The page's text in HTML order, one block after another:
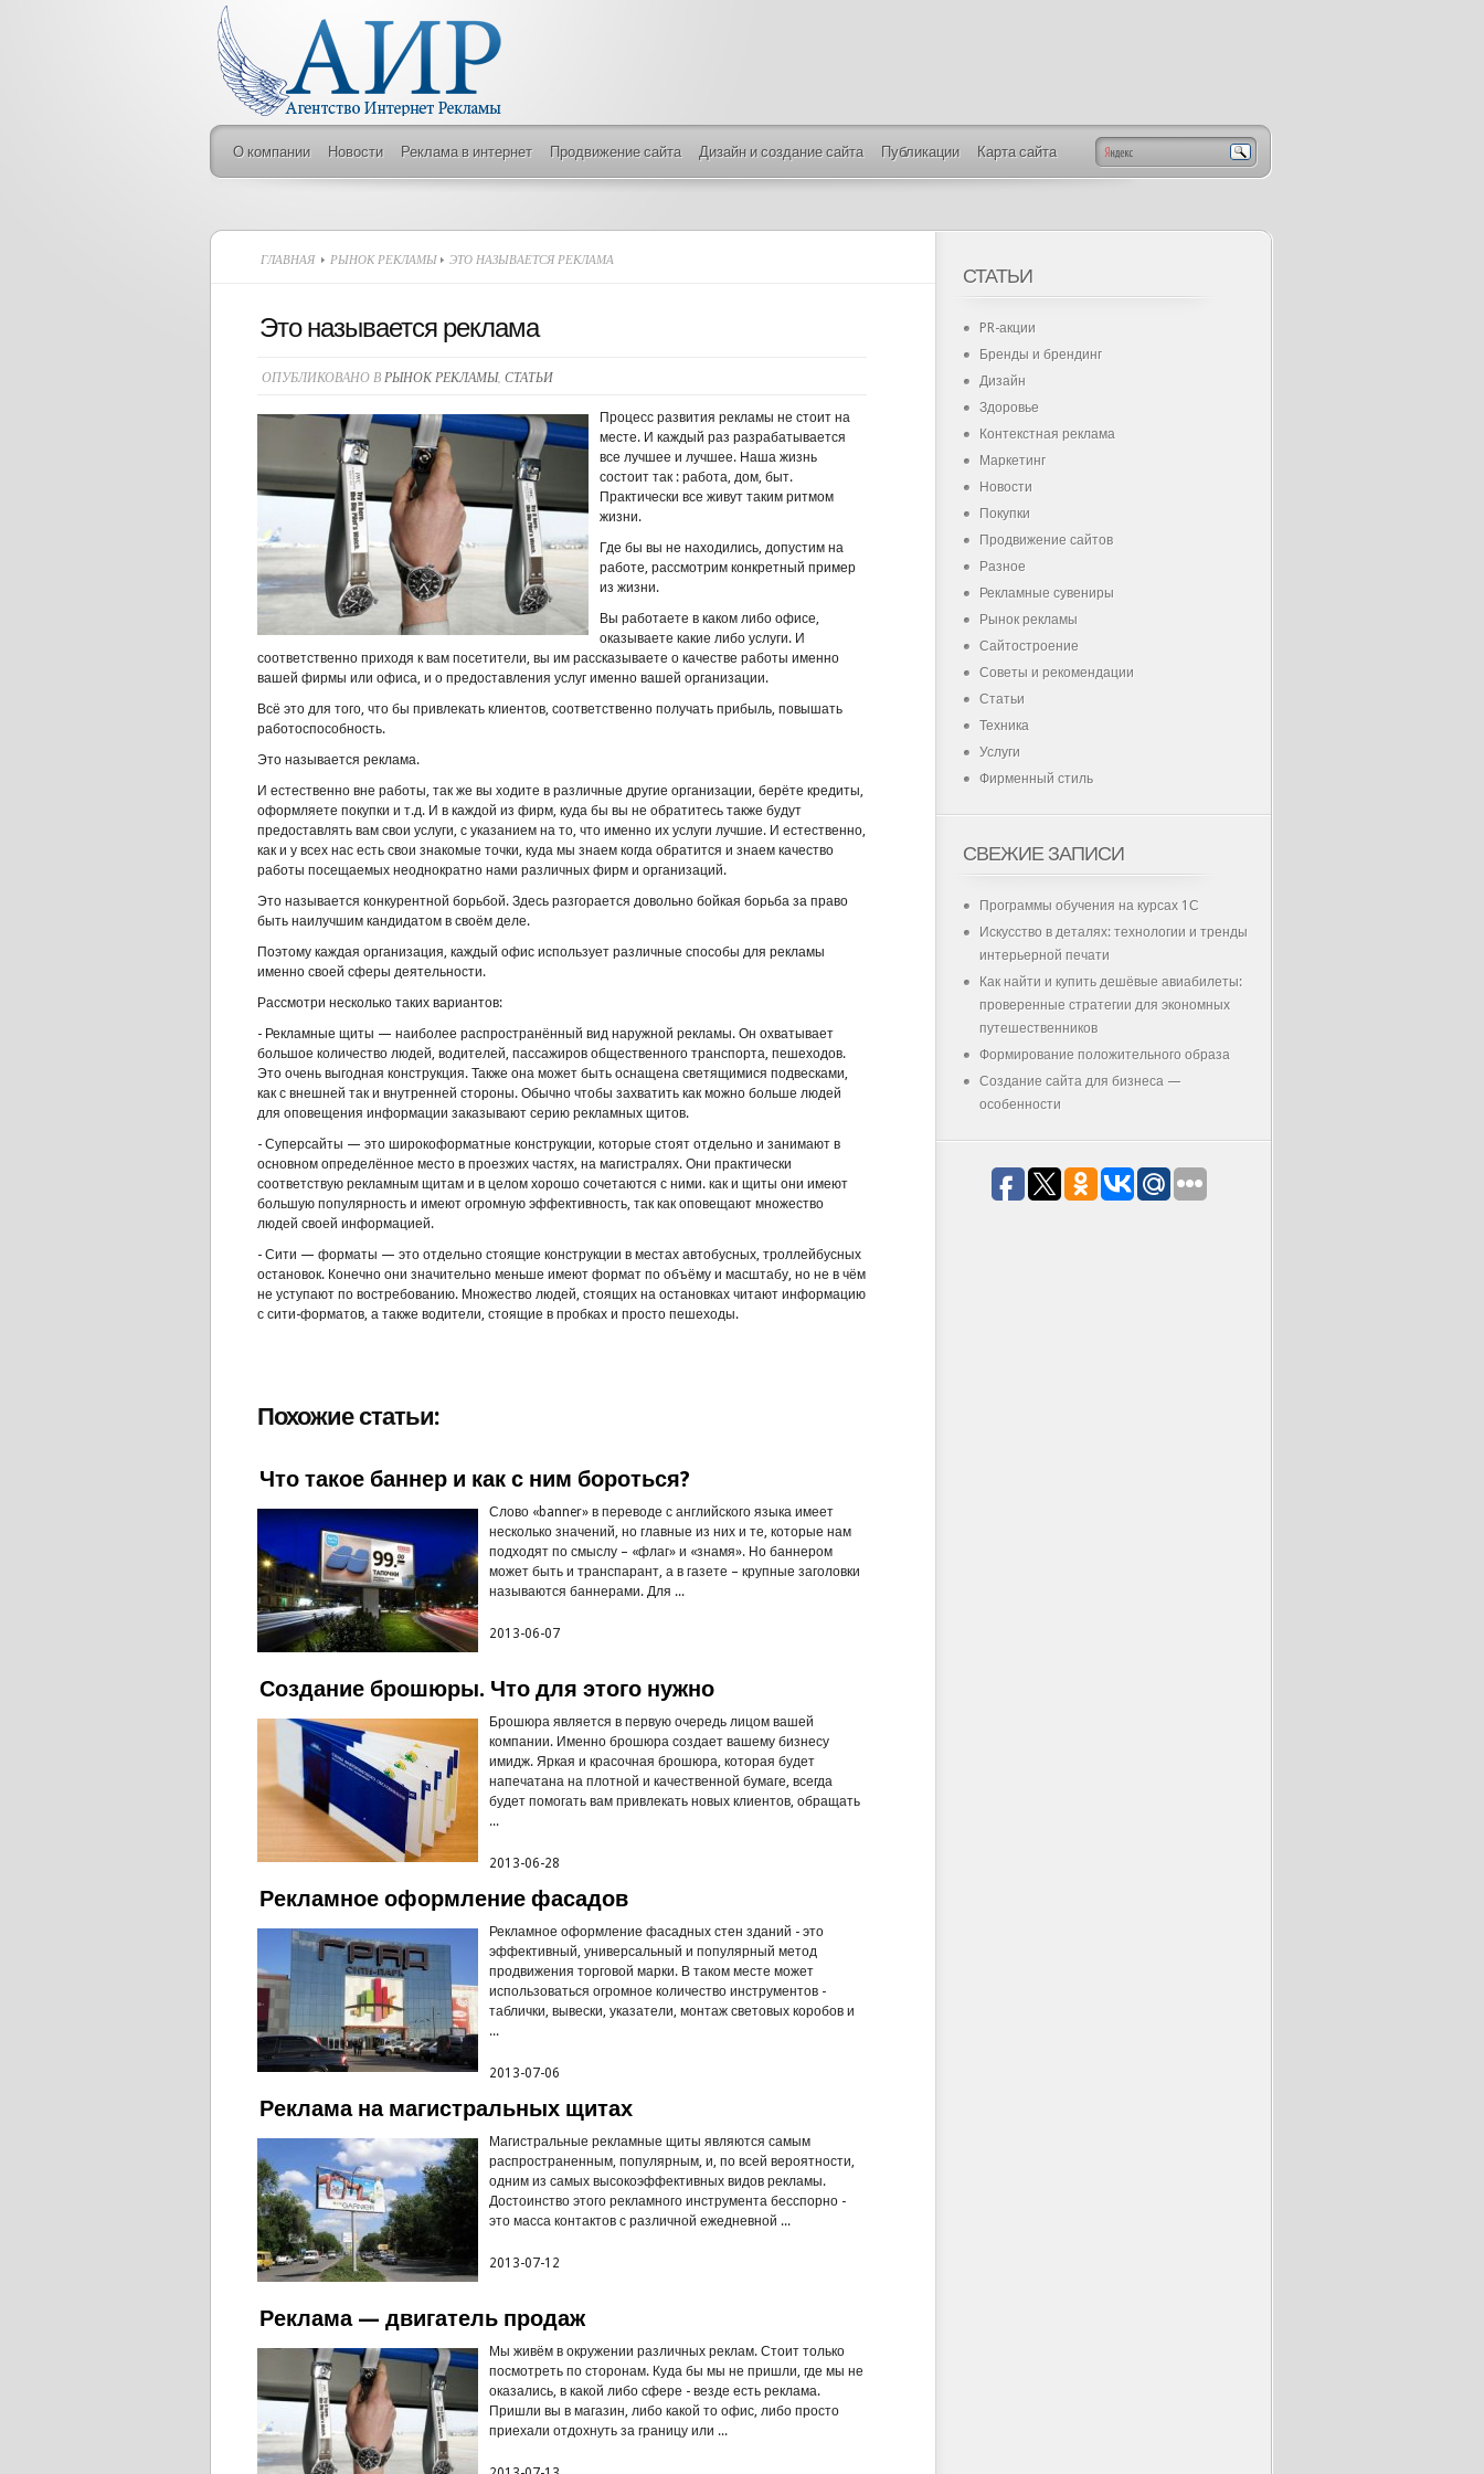
О компании Новости Реклама в интернет Продвижение сайта Дизайн и создание сайта Публикации Карта сайта
ГЛАВНАЯ РЫНОК РЕКЛАМЫ ЭТО НАЗЫВАЕТСЯ РЕКЛАМА
Это называется реклама
ОПУБЛИКОВАНО В РЫНОК РЕКЛАМЫ, СТАТЬИ
Процесс развития рекламы не стоит на
месте. И каждый раз разрабатывается
все лучшее и лучшее. Наша жизнь
состоит так : работа, дом, быт.
Практически все живут таким ритмом
жизни.
Где бы вы не находились, допустим на
работе, рассмотрим конкретный пример
из жизни.
Вы работаете в каком либо офисе,
оказываете какие либо услуги. И
соответственно приходя к вам посетители, вы им рассказываете о качестве работы именно
вашей фирмы или офиса, и о предоставления услуг именно вашей организации.
Всё это для того, что бы привлекать клиентов, соответственно получать прибыль, повышать
работоспособность.
Это называется реклама.
И естественно вне работы, так же вы ходите в различные другие организации, берёте кредиты,
оформляете покупки и т.д. И в каждой из фирм, куда бы вы не обратитесь также будут
предоставлять вам свои услуги, с указанием на то, что именно их услуги лучшие. И естественно,
как и у всех нас есть свои знакомые точки, куда мы знаем когда обратится и знаем качество
работы посещаемых неоднократно нами различных фирм и организаций.
Это называется конкурентной борьбой. Здесь разгорается довольно бойкая борьба за право
быть наилучшим кандидатом в своём деле.
Поэтому каждая организация, каждый офис использует различные способы для рекламы
именно своей сферы деятельности.
Рассмотри несколько таких вариантов:
- Рекламные щиты — наиболее распространённый вид наружной рекламы. Он охватывает
большое количество людей, водителей, пассажиров общественного транспорта, пешеходов.
Это очень выгодная конструкция. Также она может быть оснащена светящимися подвесками,
как с внешней так и внутренней стороны. Обычно чтобы захватить как можно больше людей
для оповещения информации заказывают серию рекламных щитов.
- Суперсайты — это широкоформатные конструкции, которые стоят отдельно и занимают в
основном определённое место в проезжих частях, на магистралях. Они практически
соответствую рекламным щитам и в целом хорошо сочетаются с ними. как и щиты они имеют
большую популярность и имеют огромную эффективность, так как оповещают множество
людей своей информацией.
- Сити — форматы — это отдельно стоящие конструкции в местах автобусных, троллейбусных
остановок. Конечно они значительно меньше имеют формат по объёму и масштабу, но не в чём
не уступают по востребованию. Множество людей, стоящих на остановках читают информацию
с сити-форматов, а также водители, стоящие в пробках и просто пешеходы.
Похожие статьи:
Что такое баннер и как с ним бороться?
Слово «banner» в переводе с английского языка имеет
несколько значений, но главные из них и те, которые нам
подходят по смыслу – «флаг» и «знамя». Но баннером
может быть и транспарант, а в газете – крупные заголовки
называются баннерами. Для ...
2013-06-07
Создание брошюры. Что для этого нужно
Брошюра является в первую очередь лицом вашей
компании. Именно брошюра создает вашему бизнесу
имидж. Яркая и красочная брошюра, которая будет
напечатана на плотной и качественной бумаге, всегда
будет помогать вам привлекать новых клиентов, обращать
...
2013-06-28
Рекламное оформление фасадов
Рекламное оформление фасадных стен зданий - это
эффективный, универсальный и популярный метод
продвижения торговой марки. В таком месте может
использоваться огромное количество инструментов -
таблички, вывески, указатели, монтаж световых коробов и
...
2013-07-06
Реклама на магистральных щитах
Магистральные рекламные щиты являются самым
распространенным, популярным, и, по всей вероятности,
одним из самых высокоэффективных видов рекламы.
Достоинство этого рекламного инструмента бесспорно -
это масса контактов с различной ежедневной ...
2013-07-12
Реклама — двигатель продаж
Мы живём в окружении различных реклам. Стоит только
посмотреть по сторонам. Куда бы мы не пришли, где мы не
оказались, в какой либо сфере - везде есть реклама.
Пришли вы в магазин, либо какой то офис, либо просто
приехали отдохнуть за границу или ...
СТАТЬИ
PR-акции
Бренды и брендинг
Дизайн
Здоровье
Контекстная реклама
Маркетинг
Новости
Покупки
Продвижение сайтов
Разное
Рекламные сувениры
Рынок рекламы
Сайтостроение
Советы и рекомендации
Статьи
Техника
Услуги
Фирменный стиль
СВЕЖИЕ ЗАПИСИ
Программы обучения на курсах 1С
Искусство в деталях: технологии и тренды
интерьерной печати
Как найти и купить дешёвые авиабилеты:
проверенные стратегии для экономных
путешественников
Формирование положительного образа
Создание сайта для бизнеса —
особенности